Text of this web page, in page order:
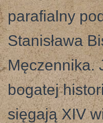
parafialny
Stanisława
Męczennika.
bogatej
sięgają XIV